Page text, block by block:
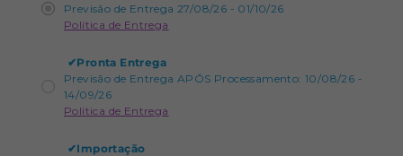
Previsão de Entrega 27/08/26 - 01/10/26
Política de Entrega
✔Pronta Entrega
Previsão de Entrega APÓS Processamento: 10/08/26 -
14/09/26
Política de Entrega
✔Importação